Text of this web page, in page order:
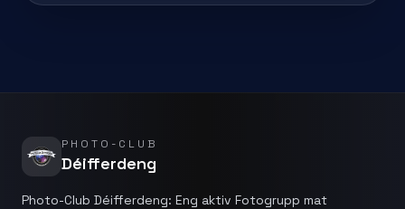
PHOTO-CLUB
Déifferdeng
Photo-Club Déifferdeng: Eng aktiv Fotogrupp mat